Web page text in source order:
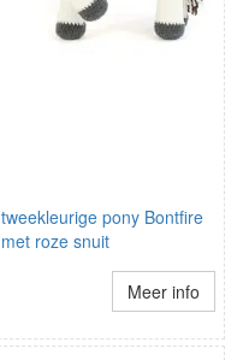
tweekleurige pony Bontfire
met roze snuit
Meer info